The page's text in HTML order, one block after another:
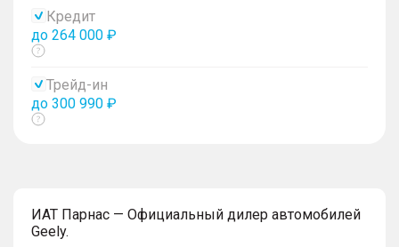
Кредит
до 264 000 ₽
Показать
Трейд-ин
до 300 990 ₽
Показать
ИAT Парнас — Официальный дилер автомобилей
Geely.